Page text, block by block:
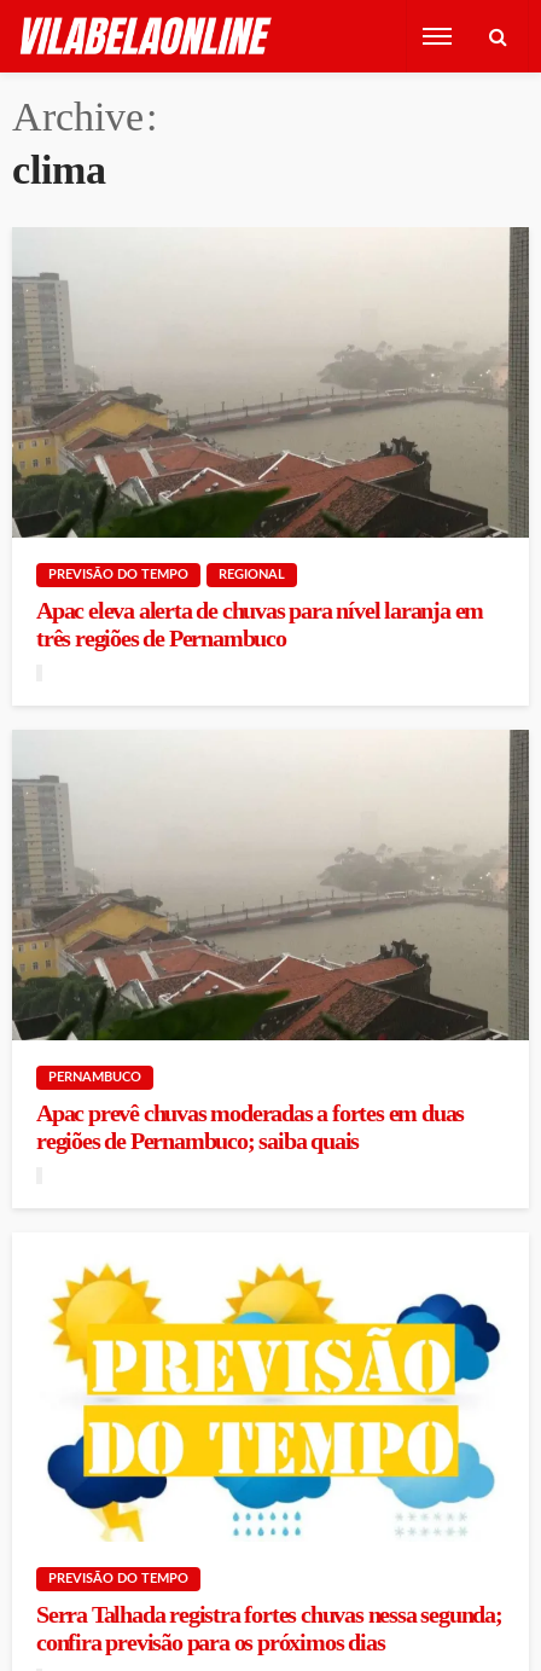
Archive
clima
PREVISÃO DO TEMPO REGIONAL
Apac eleva alerta de chuvas para nível laranja em
três regiões de Pernambuco
PERNAMBUCO
Apac prevê chuvas moderadas a fortes em duas
regiões de Pernambuco; saiba quais
PREVISÃO DO TEMPO
Serra Talhada registra fortes chuvas nessa segunda;
confira previsão para os próximos dias